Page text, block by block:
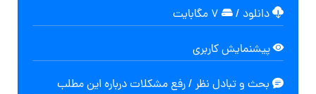
دانلود /
پیشنمایش کاربری
بحث و تبادل نظر / رفع مشکلات درباره این مطلب